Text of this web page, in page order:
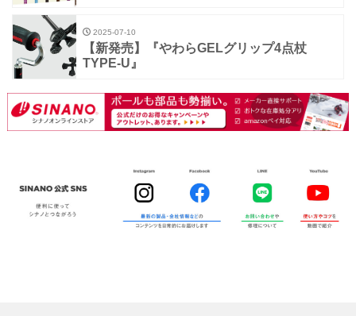
2025-07-10
【新発売】『やわらGELグリップ4点杖
TYPE-U』